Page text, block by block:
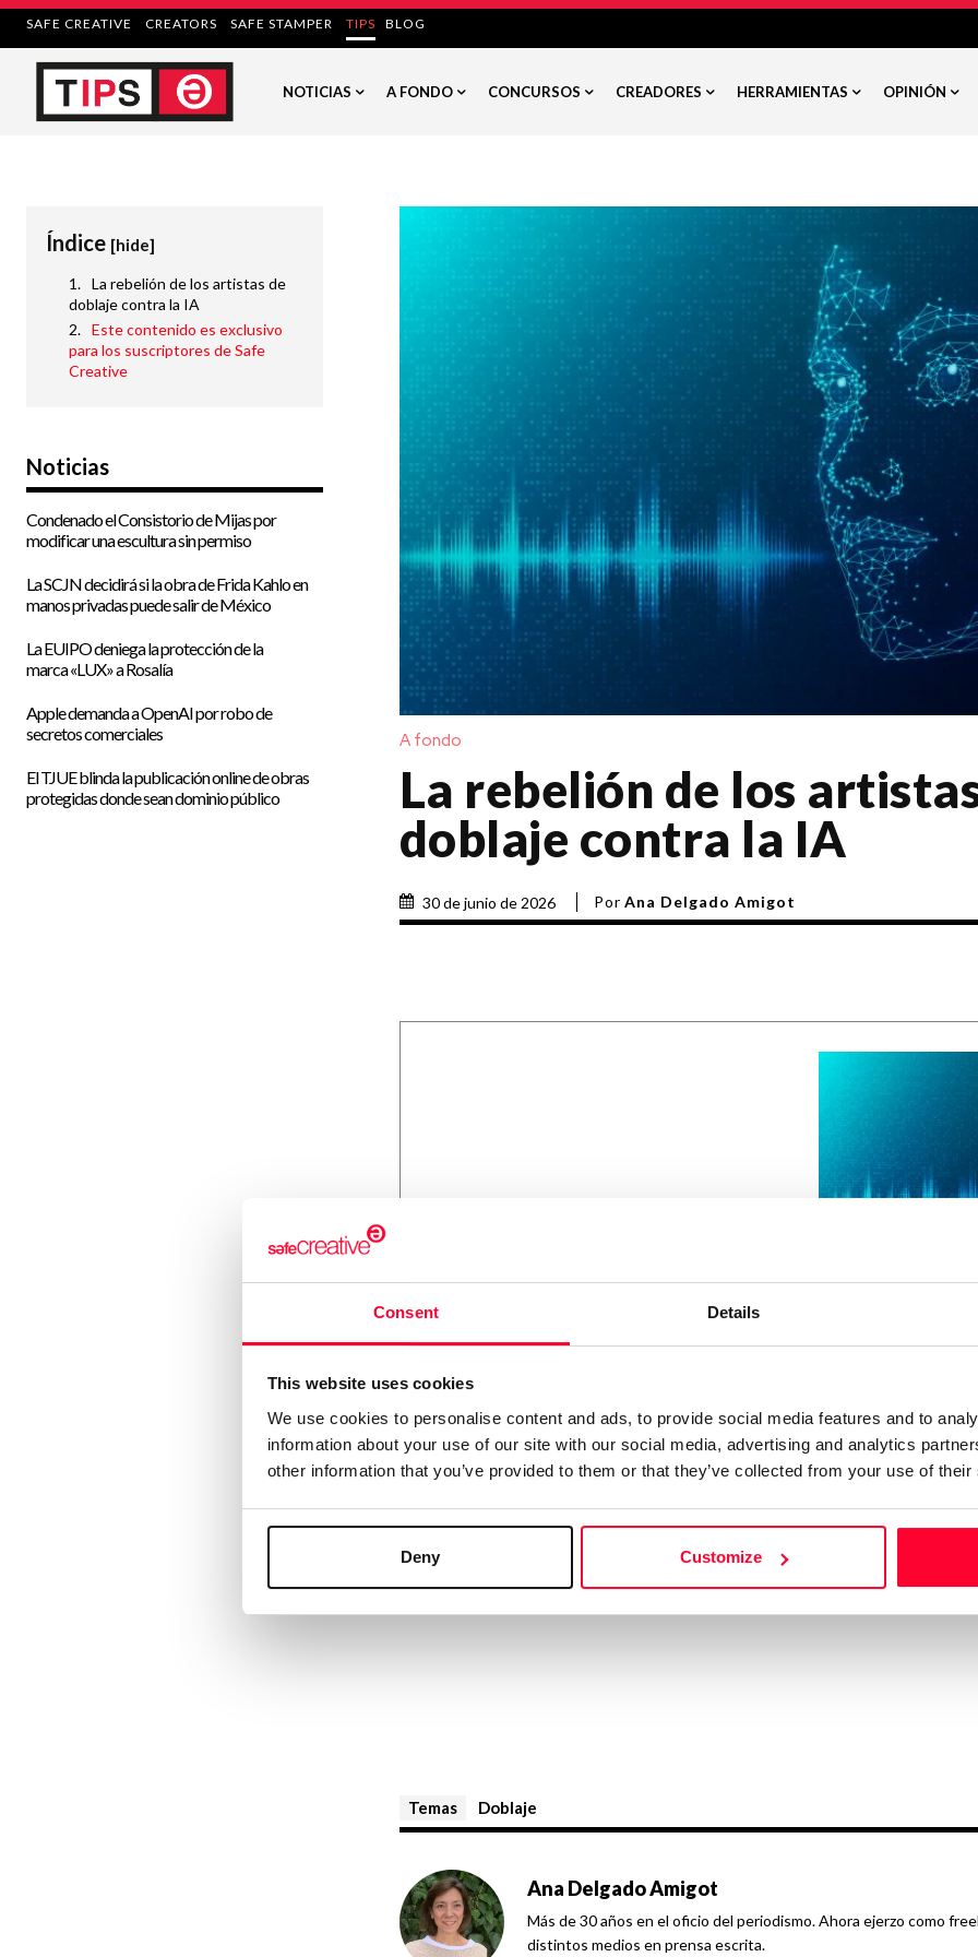
Consent Details
This website uses cookies
We use cookies to personalise content and ads, to provide social media features and to
information about your use of our site with our social media, advertising and analytics
other information that you’ve provided to them or that they’ve collected from your use of
Deny Customize
SAFE CREATIVE CREATORS SAFE STAMPER TIPS BLOG
NOTICIAS A FONDO CONCURSOS CREADORES HERRAMIENTAS OPINIÓN
Índice [hide]
La rebelión de los artistas de
doblaje contra la IA
Este contenido es exclusivo
para los suscriptores de Safe
Creative
Noticias
Condenado el Consistorio de Mijas por
modificar una escultura sin permiso
La SCJN decidirá si la obra de Frida Kahlo en
manos privadas puede salir de México
La EUIPO deniega la protección de la
marca «LUX» a Rosalía
Apple demanda a OpenAI por robo de
secretos comerciales
El TJUE blinda la publicación online de obras
protegidas donde sean dominio público
A fondo
La rebelión de los
doblaje contra la IA
30 de junio de 2026 Por Ana Delgado Amigot
La rebelión de los
de alta
Temas Doblaje
Ana Delgado Amigot
Más de 30 años en el oficio del periodismo. Ahora ejerzo como
distintos medios en prensa escrita.